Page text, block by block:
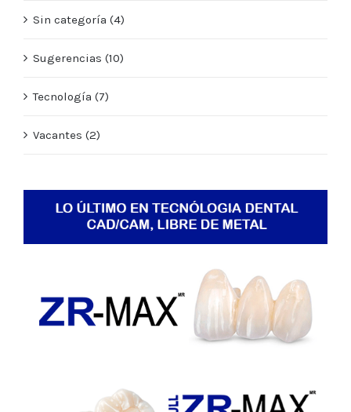
Sin categoría (4)
Sugerencias (10)
Tecnología (7)
Vacantes (2)